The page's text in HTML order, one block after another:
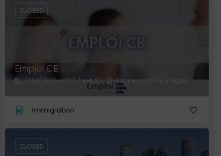
Emploi CB
(250) 860-4074 / ext. 3 Thompson-Okanagan
CLOSED
Immigration
CLOSED